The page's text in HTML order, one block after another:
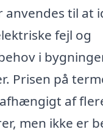
anvendes til at
fejl og
i
Prisen på
af
men ikke er